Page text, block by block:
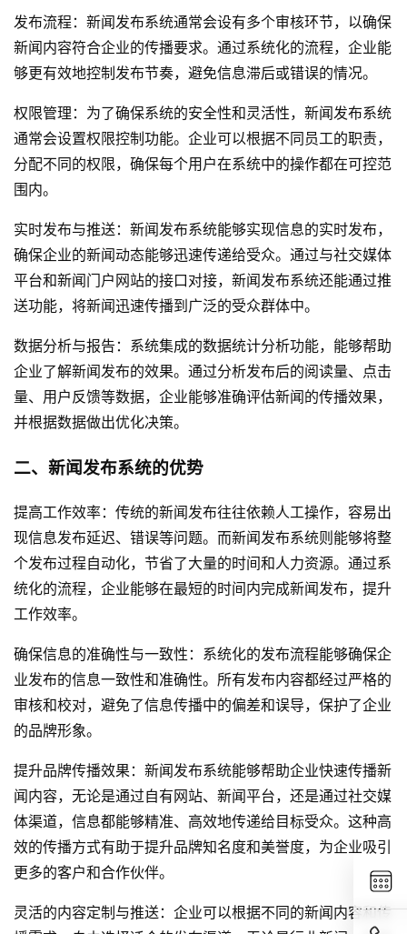
发布流程：新闻发布系统通常会设有多个审核环节，以确保
新闻内容符合企业的传播要求。通过系统化的流程，企业能
够更有效地控制发布节奏，避免信息滞后或错误的情况。
权限管理：为了确保系统的安全性和灵活性，新闻发布系统
通常会设置权限控制功能。企业可以根据不同员工的职责，
分配不同的权限，确保每个用户在系统中的操作都在可控范
围内。
实时发布与推送：新闻发布系统能够实现信息的实时发布，
确保企业的新闻动态能够迅速传递给受众。通过与社交媒体
平台和新闻门户网站的接口对接，新闻发布系统还能通过推
送功能，将新闻迅速传播到广泛的受众群体中。
数据分析与报告：系统集成的数据统计分析功能，能够帮助
企业了解新闻发布的效果。通过分析发布后的阅读量、点击
量、用户反馈等数据，企业能够准确评估新闻的传播效果，
并根据数据做出优化决策。
二、新闻发布系统的优势
提高工作效率：传统的新闻发布往往依赖人工操作，容易出
现信息发布延迟、错误等问题。而新闻发布系统则能够将整
个发布过程自动化，节省了大量的时间和人力资源。通过系
统化的流程，企业能够在最短的时间内完成新闻发布，提升
工作效率。
确保信息的准确性与一致性：系统化的发布流程能够确保企
业发布的信息一致性和准确性。所有发布内容都经过严格的
审核和校对，避免了信息传播中的偏差和误导，保护了企业
的品牌形象。
提升品牌传播效果：新闻发布系统能够帮助企业快速传播新
闻内容，无论是通过自有网站、新闻平台，还是通过社交媒
体渠道，信息都能够精准、高效地传递给目标受众。这种高
效的传播方式有助于提升品牌知名度和美誉度，为企业吸引
更多的客户和合作伙伴。
灵活的内容定制与推送：企业可以根据不同的新闻内容和传